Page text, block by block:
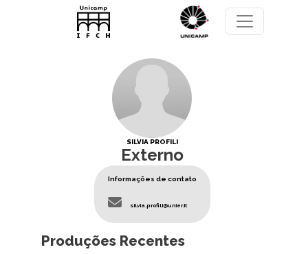
Pular para o conteúdo principal
SILVIA PROFILI
Externo
Informações de contato
silvia.profili@unier.it
Produções Recentes